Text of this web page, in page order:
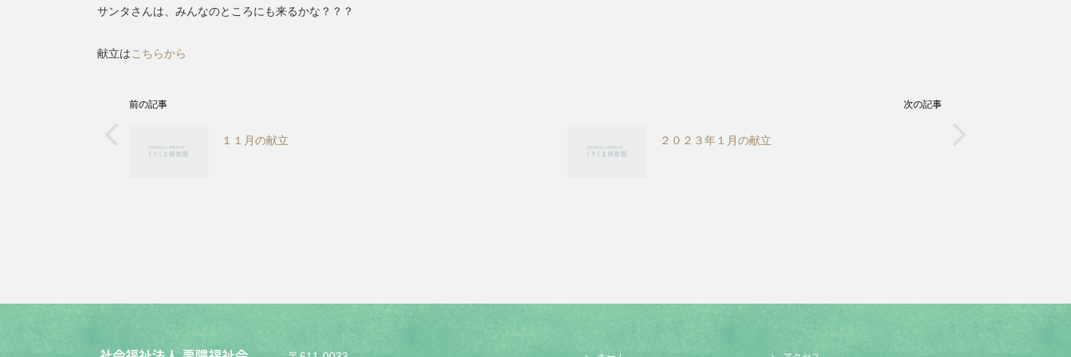
サンタさんは、みんなのところにも来るかな？？？
献立はこちらから
前の記事
１１月の献立
次の記事
２０２３年１月の献立